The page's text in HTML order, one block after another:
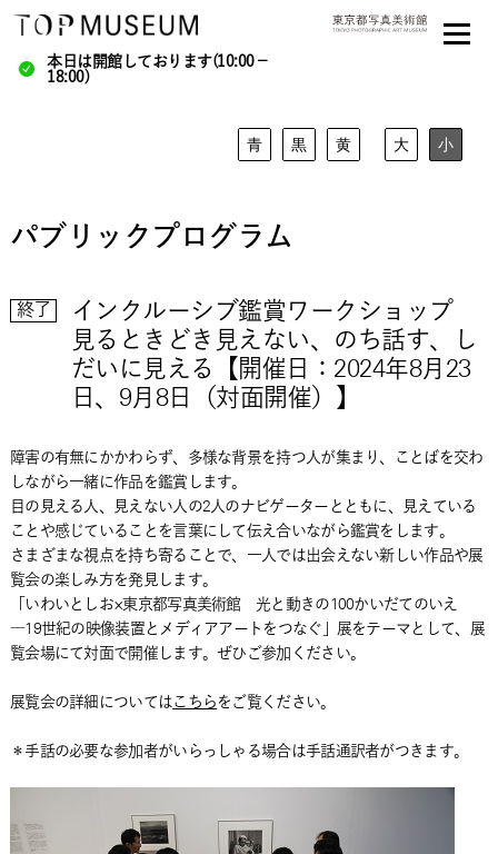
本日は開館しております(10:00－
18:00)
青 黒 黄 大 小
パブリックプログラム
終了
インクルーシブ鑑賞ワークショップ
見るときどき見えない、のち話す、し
だいに見える【開催日：2024年8月23
日、9月8日（対面開催）】
障害の有無にかかわらず、多様な背景を持つ人が集まり、ことばを交わ
しながら一緒に作品を鑑賞します。
目の見える人、見えない人の2人のナビゲーターとともに、見えている
ことや感じていることを言葉にして伝え合いながら鑑賞をします。
さまざまな視点を持ち寄ることで、一人では出会えない新しい作品や展
覧会の楽しみ方を発見します。
「いわいとしお×東京都写真美術館 光と動きの100かいだてのいえ
―19世紀の映像装置とメディアアートをつなぐ」展をテーマとして、展
覧会場にて対面で開催します。ぜひご参加ください。
展覧会の詳細についてはこちらをご覧ください。
＊手話の必要な参加者がいらっしゃる場合は手話通訳者がつきます。